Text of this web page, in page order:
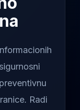
Radi